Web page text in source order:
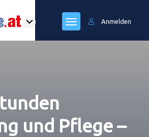
Anmelden
und Pflege –